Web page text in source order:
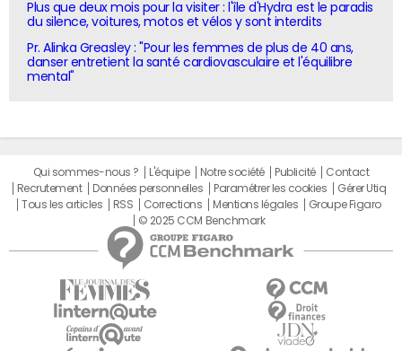
Plus que deux mois pour la visiter : l'île d'Hydra est le paradis
du silence, voitures, motos et vélos y sont interdits
Pr. Alinka Greasley : "Pour les femmes de plus de 40 ans,
danser entretient la santé cardiovasculaire et l'équilibre
mental"
Qui sommes-nous ? L'équipe Notre société Publicité
Contact
Recrutement
Données personnelles Paramétrer les cookies
Gérer Utiq
Tous les articles
RSS Corrections Mentions légales
Groupe Figaro
© 2025 CCM Benchmark